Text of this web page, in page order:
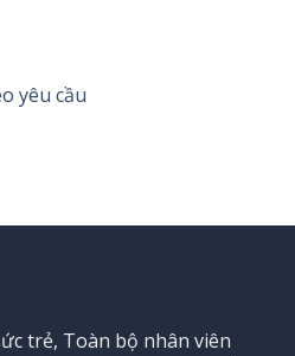
yêu cầu
trẻ, Toàn bộ nhân viên